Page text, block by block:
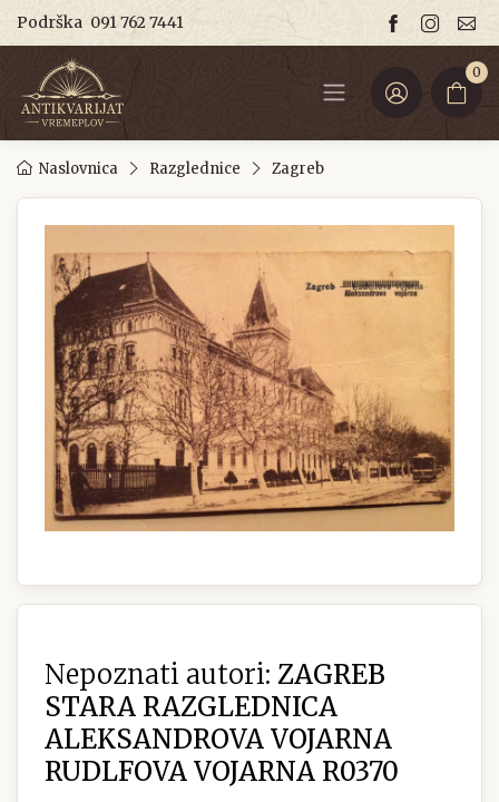
Podrška 091 762 7441
0
Naslovnica Razglednice Zagreb
Nepoznati autori: ZAGREB
STARA RAZGLEDNICA
ALEKSANDROVA VOJARNA
RUDLFOVA VOJARNA R0370